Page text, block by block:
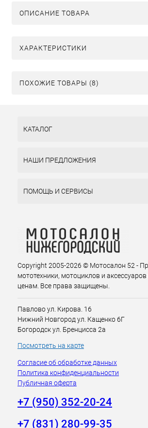
ОПИСАНИЕ ТОВАРА
ХАРАКТЕРИСТИКИ
ПОХОЖИЕ ТОВАРЫ (8)
КАТАЛОГ
НАШИ ПРЕДЛОЖЕНИЯ
ПОМОЩЬ И СЕРВИСЫ
Copyright 2005-2026 © Мотосалон 52 -
мототехники, мотоциклов и
ценам. Все права защищены.
Павлово ул. Кирова. 16
Нижний Новгород ул. Кащенко 6Г
Богородск ул. Бренцисса 2а
Посмотреть на карте
Согласие об обработке данных
Политика конфиденциальности
Публичная оферта
+7 (950) 352-20-24
+7 (831) 280-99-35